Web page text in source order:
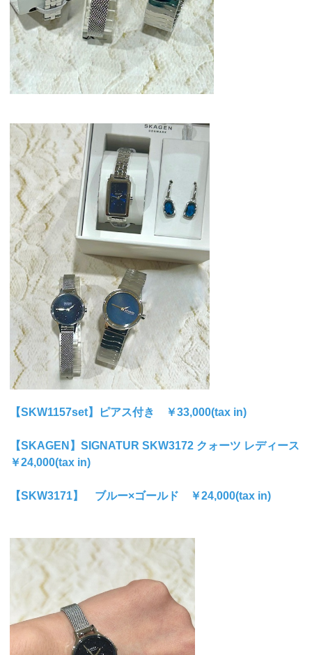
【SKW1157set】ピアス付き ￥33,000(tax in)
【SKAGEN】SIGNATUR SKW3172 クォーツ レディース
￥24,000(tax in)
【SKW3171】 ブルー×ゴールド ￥24,000(tax in)